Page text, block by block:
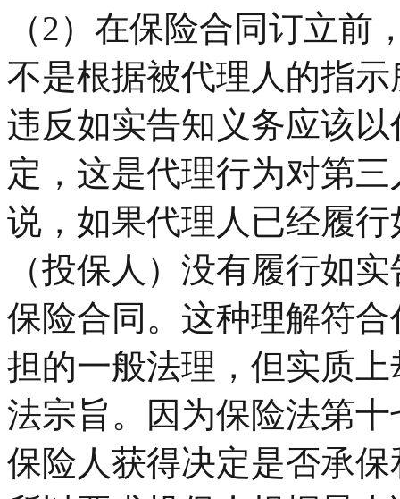
（2）在保险合同订立
不是根据被代理人的指
违反如实告知义务应该
定，这是代理行为对第
说，如果代理人已经履
（投保人）没有履行如
保险合同。这种理解符
担的一般法理，但实质
法宗旨。因为保险法第
保险人获得决定是否承